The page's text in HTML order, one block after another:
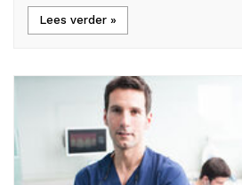
Lees verder »